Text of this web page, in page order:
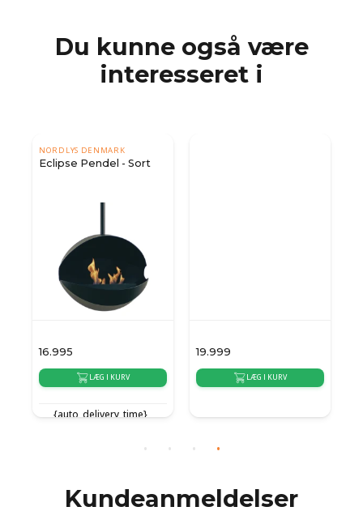
Du kunne også være
interesseret i
NORDLYS DENMARK
Eclipse Pendel - Sort
16.995
LÆG I KURV
{auto_delivery_time}
19.999
LÆG I KURV
Kundeanmeldelser